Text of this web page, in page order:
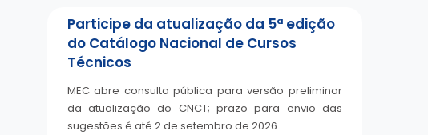
Participe da atualização da 5ª edição
do Catálogo Nacional de Cursos
Técnicos
MEC abre consulta pública para versão preliminar
da atualização do CNCT; prazo para envio das
sugestões é até 2 de setembro de 2026